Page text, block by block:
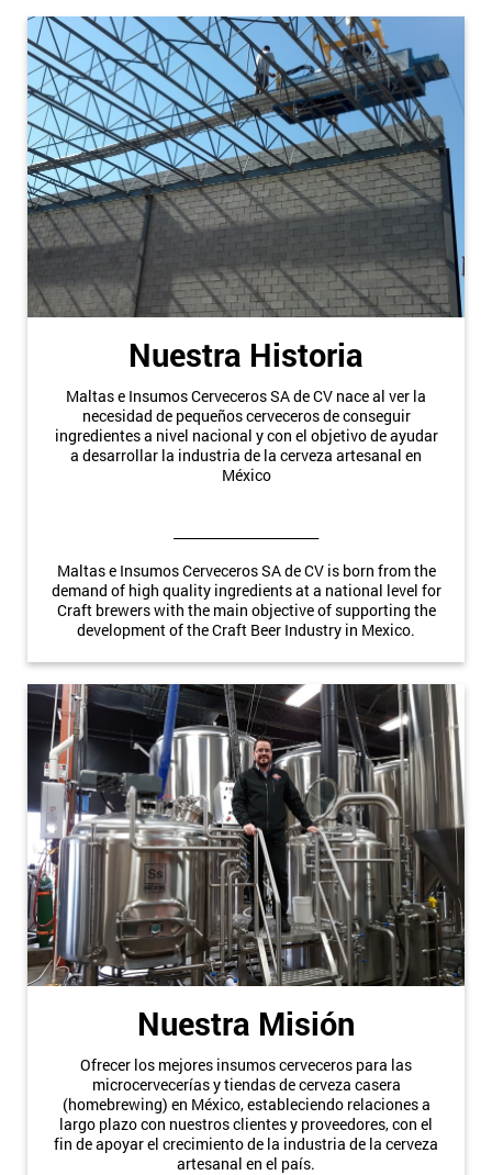
Nuestra Historia
Maltas e Insumos Cerveceros SA de CV nace al ver la
necesidad de pequeños cerveceros de conseguir
ingredientes a nivel nacional y con el objetivo de ayudar
a desarrollar la industria de la cerveza artesanal en
México
Maltas e Insumos Cerveceros SA de CV is born from the
demand of high quality ingredients at a national level for
Craft brewers with the main objective of supporting the
development of the Craft Beer Industry in Mexico.
Nuestra Misión
Ofrecer los mejores insumos cerveceros para las
microcervecerías y tiendas de cerveza casera
(homebrewing) en México, estableciendo relaciones a
largo plazo con nuestros clientes y proveedores, con el
fin de apoyar el crecimiento de la industria de la cerveza
artesanal en el país.